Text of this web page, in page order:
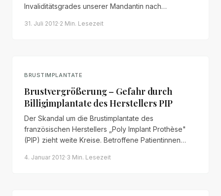
Invaliditätsgrades unserer Mandantin nach
% verdoppelt werden.
31. Juli 2012·2 Min. Lesezeit
BRUSTIMPLANTATE
Brustvergrößerung – Gefahr durch
Billigimplantate des Herstellers PIP
Der Skandal um die Brustimplantate des
französischen Herstellers „Poly Implant Prothèse"
(PIP) zieht weite Kreise. Betroffene Patientinnen
Schadensersatz- und Schmerzensgeldansprüchen
4. Januar 2012·3 Min. Lesezeit